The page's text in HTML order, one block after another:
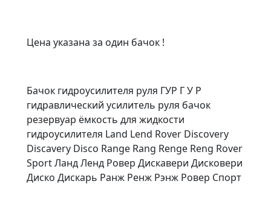
Цена указана за один бачок !
Бачок гидроусилителя руля ГУР Г У Р
гидравлический усилитель руля бачок
резервуар ёмкость для жидкости
гидроусилителя Land Lend Rover Discovery
Discavery Disco Range Rang Renge Reng Rover
Sport Ланд Ленд Ровер Дискавери Дисковери
Диско Дискарь Ранж Ренж Рэнж Ровер Спорт